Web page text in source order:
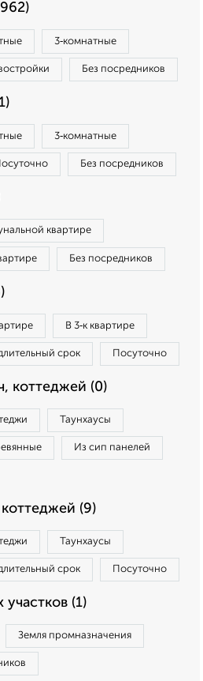
3‑комнатные
Без посредников
3‑комнатные
Без посредников
квартире
Без посредников
В 3‑к квартире
срок Посуточно
коттеджей (0)
Таунхаусы
Из сип панелей
(9)
Таунхаусы
срок Посуточно
(1)
Земля промназначения